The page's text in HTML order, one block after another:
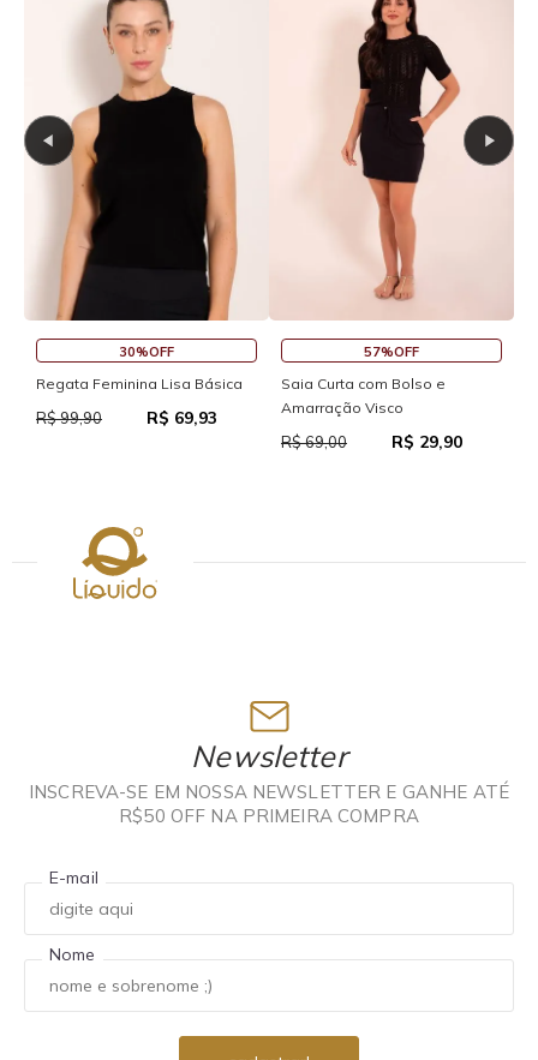
30%OFF
Regata Feminina Lisa Básica
R$ 99,90 R$ 69,93
57%OFF
Saia Curta com Bolso e
Amarração Visco
R$ 69,00 R$ 29,90
Newsletter
INSCREVA-SE EM NOSSA NEWSLETTER E GANHE ATÉ
R$50 OFF NA PRIMEIRA COMPRA
E-mail
Nome